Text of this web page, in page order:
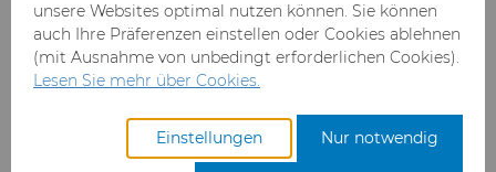
Superabrasive Schleifmittel
Mesh CBN
Mikron-CBN-Pulver
Can Tooling
Cupper Press Tooling-
Lösungen
Hartmetallstäbe
Branchen & Anwendungen
Luft- und Raumfahrt
Automotive-Werkzeuge
Leistungen
Registrieren Sie sich für den
Zugang zum Hyperion
unsere Websites optimal nutzen können. Sie können
auch Ihre Präferenzen einstellen oder Cookies ablehnen
(mit Ausnahme von unbedingt erforderlichen Cookies).
Lesen Sie mehr über Cookies.
Einstellungen Nur notwendig